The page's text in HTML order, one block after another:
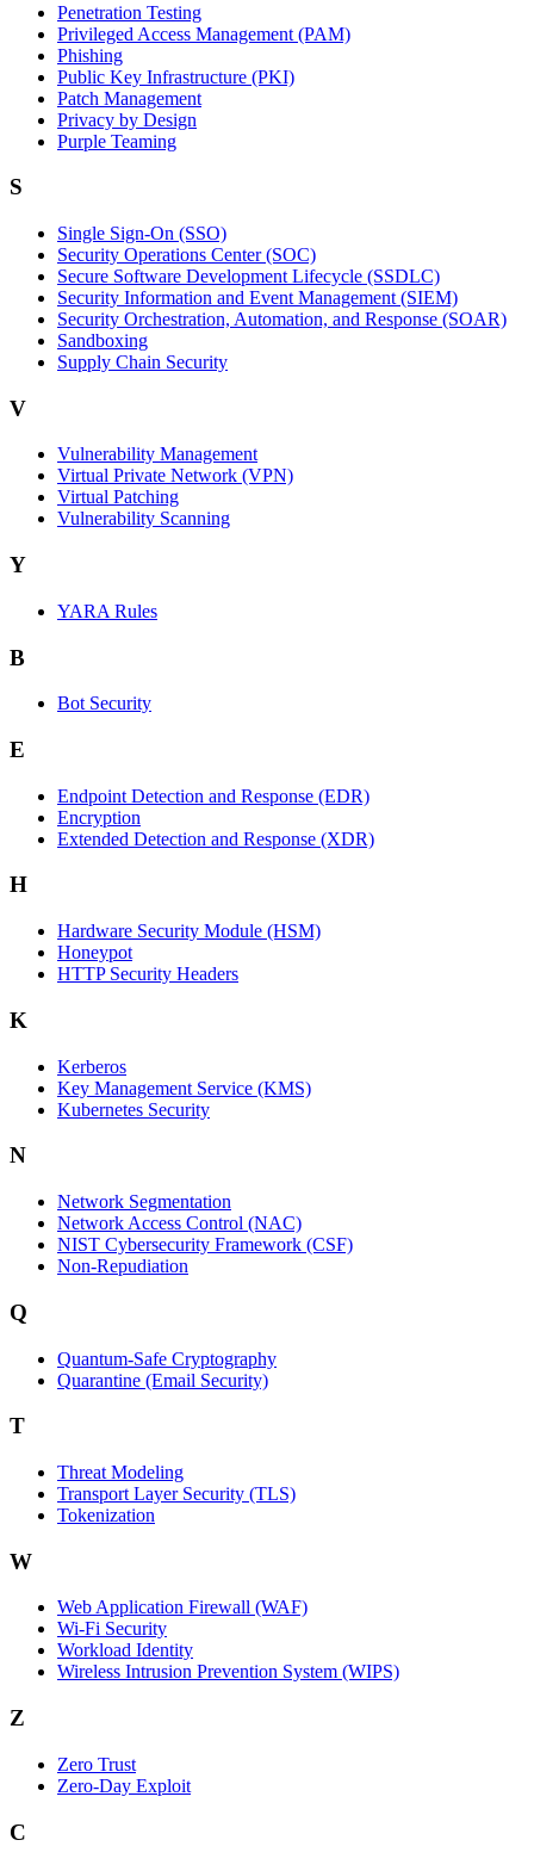
Penetration Testing
Privileged Access Management (PAM)
Phishing
Public Key Infrastructure (PKI)
Patch Management
Privacy by Design
Purple Teaming
S
Single Sign-On (SSO)
Security Operations Center (SOC)
Secure Software Development Lifecycle (SSDLC)
Security Information and Event Management (SIEM)
Security Orchestration, Automation, and Response (SOAR)
Sandboxing
Supply Chain Security
V
Vulnerability Management
Virtual Private Network (VPN)
Virtual Patching
Vulnerability Scanning
Y
YARA Rules
B
Bot Security
E
Endpoint Detection and Response (EDR)
Encryption
Extended Detection and Response (XDR)
H
Hardware Security Module (HSM)
Honeypot
HTTP Security Headers
K
Kerberos
Key Management Service (KMS)
Kubernetes Security
N
Network Segmentation
Network Access Control (NAC)
NIST Cybersecurity Framework (CSF)
Non-Repudiation
Q
Quantum-Safe Cryptography
Quarantine (Email Security)
T
Threat Modeling
Transport Layer Security (TLS)
Tokenization
W
Web Application Firewall (WAF)
Wi‑Fi Security
Workload Identity
Wireless Intrusion Prevention System (WIPS)
Z
Zero Trust
Zero‑Day Exploit
C